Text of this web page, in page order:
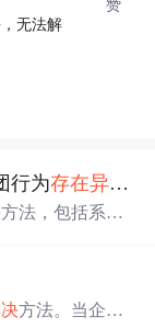
无法解
赞
行为存在异常
方法，包括系统
方法。当企业